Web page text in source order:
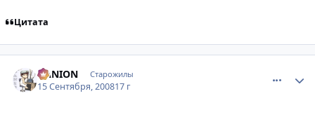
Цитата
DANION Старожилы
15 Сентября, 200817 г